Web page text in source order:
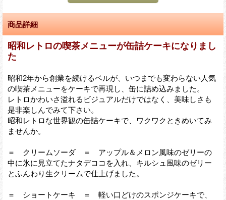
商品詳細
昭和レトロの喫茶メニューが缶詰ケーキになりまし
た
昭和2年から創業を続けるベルが、いつまでも変わらない人気
の喫茶メニューをケーキで再現し、缶に詰め込みました。
レトロかわいさ溢れるビジュアルだけではなく、美味しさも
是非楽しんでみて下さい。
昭和レトロな世界観の缶詰ケーキで、ワクワクときめいてみ
ませんか。
＝ クリームソーダ ＝ アップル＆メロン風味のゼリーの
中に氷に見立てたナタデココを入れ、キルシュ風味のゼリー
とふんわり生クリームで仕上げました。
＝ ショートケーキ ＝ 軽い口どけのスポンジケーキで、